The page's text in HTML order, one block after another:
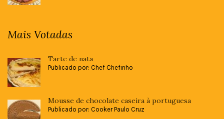
Mais Votadas
Tarte de nata
Publicado por: Chef Chefinho
Mousse de chocolate caseira à portuguesa
Publicado por: Cooker Paulo Cruz